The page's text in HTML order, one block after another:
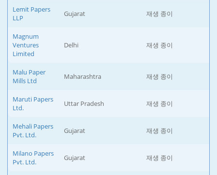
Lemit Papers
LLP
Gujarat 재생 종이
Magnum
Ventures
Limited
Delhi 재생 종이
Malu Paper
Mills Ltd
Maharashtra 재생 종이
Maruti Papers
Ltd.
Uttar Pradesh 재생 종이
Mehali Papers
Pvt. Ltd.
Gujarat 재생 종이
Milano Papers
Pvt. Ltd.
Gujarat 재생 종이